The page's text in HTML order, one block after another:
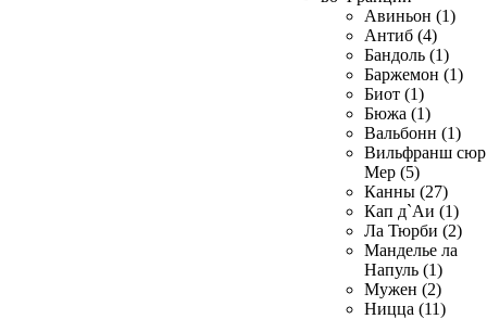
Авиньон (1)
Антиб (4)
Бандоль (1)
Баржемон (1)
Биот (1)
Бюжа (1)
Вальбонн (1)
Вильфранш сюр
Мер (5)
Канны (27)
Кап д`Аи (1)
Ла Тюрби (2)
Манделье ла
Напуль (1)
Мужен (2)
Ницца (11)